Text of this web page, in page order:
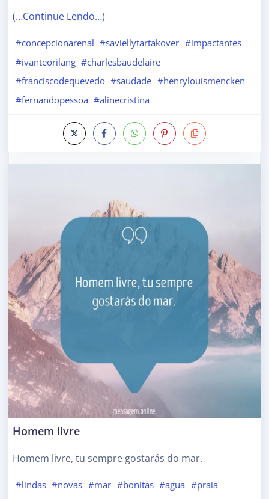
(…Continue Lendo…)
#concepcionarenal #saviellytartakover #impactantes
#ivanteorilang #charlesbaudelaire
#franciscodequevedo #saudade #henrylouismencken
#fernandopessoa #alinecristina
Homem livre
Homem livre, tu sempre gostarás do mar.
#lindas #novas #mar #bonitas #agua #praia